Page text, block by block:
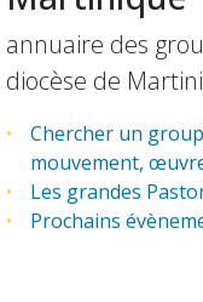
annuaire des
diocèse de
Chercher un
mouvement,
Les grandes
Prochains